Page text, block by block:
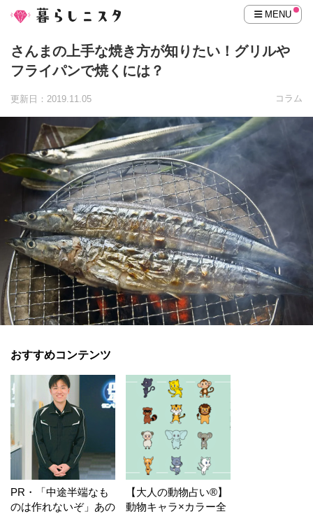
MENU
さんまの上手な焼き方が知りたい！グリルや
フライパンで焼くには？
更新日：2019.11.05 コラム
おすすめコンテンツ
PR・「中途半端なも
のは作れないぞ」あの
【大人の動物占い®】
動物キャラ×カラー全